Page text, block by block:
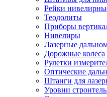
Рейки
Теодолиты
Приборы
Нивелиры
Лазерные
Дорожные колеса
Рулетки
Оптические
Штанги для
Уровни